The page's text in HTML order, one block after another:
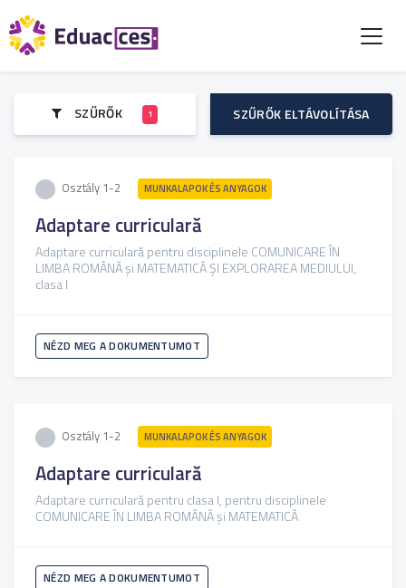
SZŰRŐK 1 SZŰRŐK ELTÁVOLÍTÁSA
Osztály 1-2 MUNKALAPOK ÉS ANYAGOK
Adaptare curriculară
Adaptare curriculară pentru disciplinele COMUNICARE ÎN
LIMBA ROMÂNĂ și MATEMATICĂ ȘI EXPLORAREA MEDIULUI,
clasa I
NÉZD MEG A DOKUMENTUMOT
Osztály 1-2 MUNKALAPOK ÉS ANYAGOK
Adaptare curriculară
Adaptare curriculară pentru clasa I, pentru disciplinele
COMUNICARE ÎN LIMBA ROMÂNĂ și MATEMATICĂ
NÉZD MEG A DOKUMENTUMOT